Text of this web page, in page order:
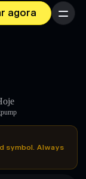
agora Menu
symbol. Always